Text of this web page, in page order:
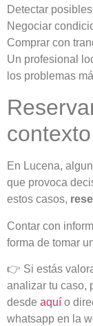
Detectar
Negociar
Comprar con
Un profesional
los problemas
En Lucena,
que provoca
estos casos,
Contar con
forma de tomar
👉 Si estás
analizar tu caso,
desde aquí o
whatsapp en la